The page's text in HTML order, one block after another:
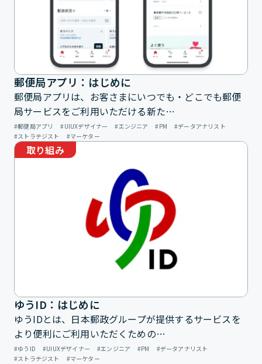
郵便局アプリ：はじめに
郵便局アプリは、お客さまにいつでも・どこでも郵便
局サービスをご利用いただける新た…
郵便局アプリ UIUXデザイナー エンジニア PM
データアナリスト
ストラテジスト
マーケター
取り組み
ゆうID：はじめに
ゆうIDとは、日本郵政グループが提供するサービスを
より便利にご利用いただくための…
ゆうID UIUXデザイナー エンジニア PM
データアナリスト
ストラテジスト
マーケター